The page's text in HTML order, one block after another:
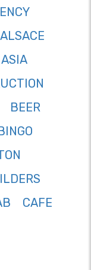
ALSACE
ASIA
BEER
CAFE